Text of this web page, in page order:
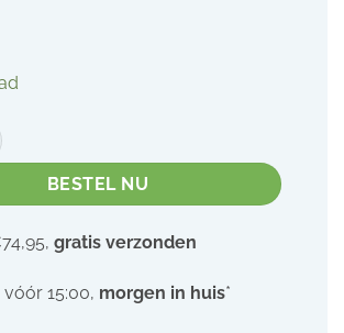
massage inzetstuk 26 mm + borstschelp 31
BESTEL NU
gratis verzonden
15:00, morgen in huis*